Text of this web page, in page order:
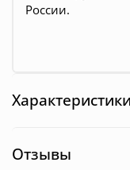
России.
Характеристики
Отзывы